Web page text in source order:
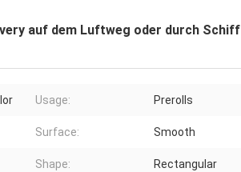
auf dem Luftweg oder durch Schiff
Usage: Prerolls
Surface: Smooth
Shape: Rectangular